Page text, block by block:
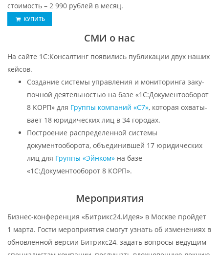
стоимость – 2 990 рублей в месяц.
КУПИТЬ
СМИ о нас
На сайте 1С:Консалтинг появились публикации двух наших
кейсов.
Создание системы упра­вле­ния и мо­ни­то­рин­га за­ку­
по­чной де­я­тель­но­стью на ба­зе «1С:Документооборот
8 КОРП» для Группы компаний «С7», которая охва­ты­
ва­ет 18 юри­ди­чес­ких лиц в 34 го­ро­дах.
Построение распределенной системы
документооборота, объединившей 17 юридических
лиц для Группы «Эйнком» на ба­зе
«1С:Документооборот 8 КОРП».
Мероприятия
Бизнес-конференция «Битрикс24.Идея» в Москве пройдет
1 марта. Гости мероприятия смогут узнать об изменениях в
обновленной версии Битрикс24, задать вопросы ведущим